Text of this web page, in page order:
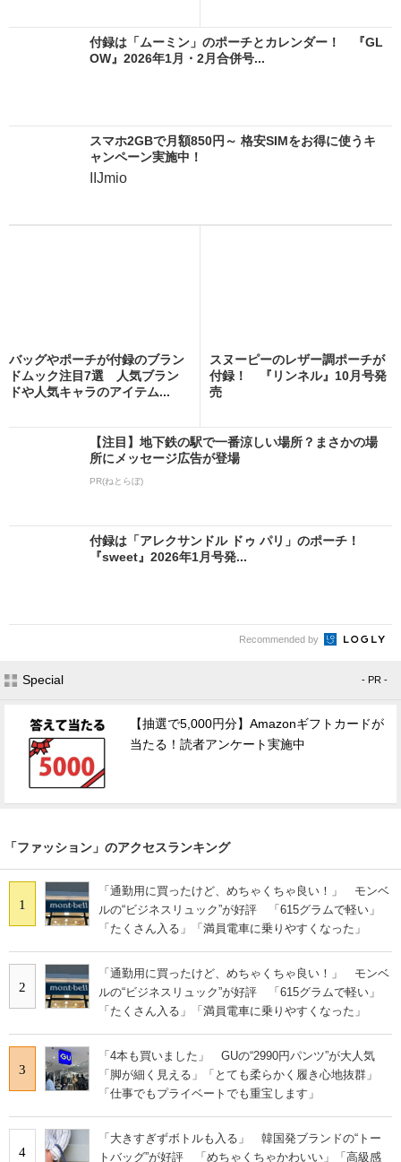
付録は「ムーミン」のポーチとカレンダー！ 『GL
OW』2026年1月・2月合併号...
スマホ2GBで月額850円～ 格安SIMをお得に使うキ
ャンペーン実施中！
IIJmio
バッグやポーチが付録のブラン
ドムック注目7選 人気ブラン
ドや人気キャラのアイテム...
スヌーピーのレザー調ポーチが
付録！ 『リンネル』10月号発
売
【注目】地下鉄の駅で一番涼しい場所？まさかの場
所にメッセージ広告が登場
PR(ねとらぼ)
付録は「アレクサンドル ドゥ パリ」のポーチ！
『sweet』2026年1月号発...
Recommended by
Special - PR -
【抽選で5,000円分】Amazonギフトカードが
当たる！読者アンケート実施中
「ファッション」のアクセスランキング
1
「通勤用に買ったけど、めちゃくちゃ良い！」 モンベ
ルの“ビジネスリュック”が好評 「615グラムで軽い」
「たくさん入る」「満員電車に乗りやすくなった」
2
「通勤用に買ったけど、めちゃくちゃ良い！」 モンベ
ルの“ビジネスリュック”が好評 「615グラムで軽い」
「たくさん入る」「満員電車に乗りやすくなった」
3
「4本も買いました」 GUの“2990円パンツ”が大人気
「脚が細く見える」「とても柔らかく履き心地抜群」
「仕事でもプライベートでも重宝します」
4
「大きすぎずボトルも入る」 韓国発ブランドの“トー
トバッグ”が好評 「めちゃくちゃかわいい」「高級感